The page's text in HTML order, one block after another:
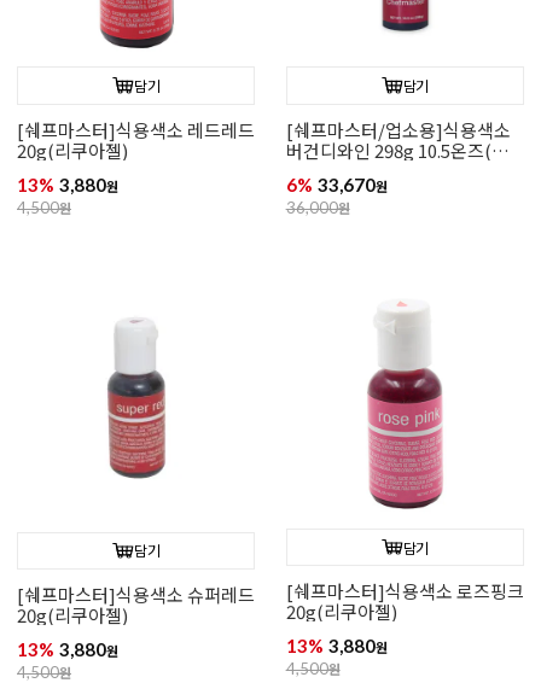
담기
[쉐프마스터]식용색소 레드레드
20g(리쿠아젤)
13% 3,880원
4,500원
담기
[쉐프마스터/업소용]식용색소
버건디와인 298g 10.5온즈(리
6% 33,670원
36,000원
담기
[쉐프마스터]식용색소 슈퍼레드
20g(리쿠아젤)
13% 3,880원
4,500원
담기
[쉐프마스터]식용색소 로즈핑크
20g(리쿠아젤)
13% 3,880원
4,500원